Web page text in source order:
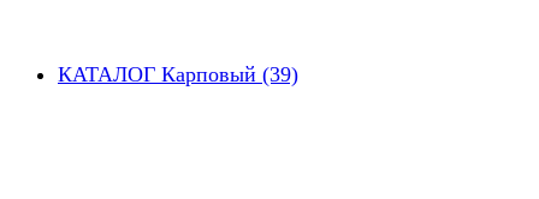
КАТАЛОГ Карповый (39)